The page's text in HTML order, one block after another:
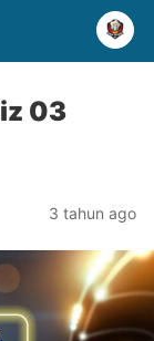
03
3 tahun ago